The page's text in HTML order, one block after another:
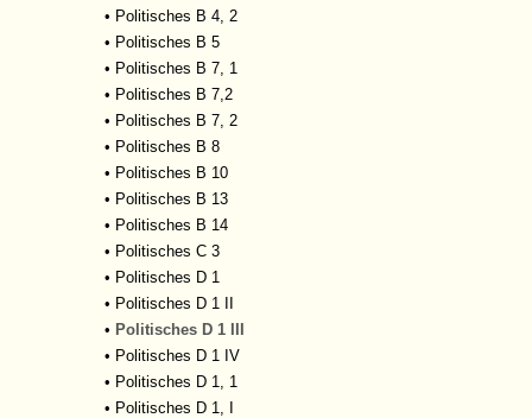
• Politisches B 4, 2
• Politisches B 5
• Politisches B 7, 1
• Politisches B 7,2
• Politisches B 7, 2
• Politisches B 8
• Politisches B 10
• Politisches B 13
• Politisches B 14
• Politisches C 3
• Politisches D 1
• Politisches D 1 II
• Politisches D 1 III
• Politisches D 1 IV
• Politisches D 1, 1
• Politisches D 1, I